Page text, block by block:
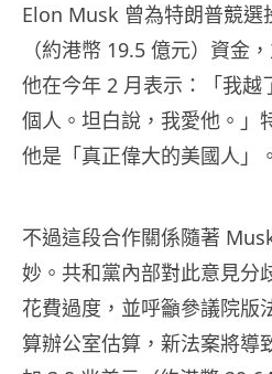
Elon Musk 曾為特朗普競選
（約港幣 19.5 億元）資金
他在今年 2 月表示：「我越
個人。坦白說，我愛他。」
他是「真正偉大的美國人」。
不過這段合作關係隨著
妙。共和黨內部對此意見分
花費過度，並呼籲參議院版
算辦公室估算，新法案將導